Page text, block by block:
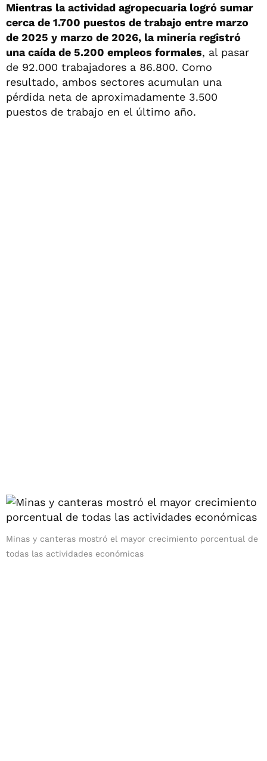
Mientras la actividad agropecuaria logró sumar
cerca de 1.700 puestos de trabajo entre marzo
de 2025 y marzo de 2026, la minería registró
una caída de 5.200 empleos formales, al pasar
de 92.000 trabajadores a 86.800. Como
resultado, ambos sectores acumulan una
pérdida neta de aproximadamente 3.500
puestos de trabajo en el último año.
Minas y canteras mostró el mayor crecimiento porcentual de
todas las actividades económicas